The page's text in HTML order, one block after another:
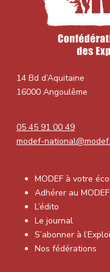
14 Bd d’Aquitaine
16000 Angoulême
05 45 91 00 49
modef-
MODEF à votre
Adhérer au MODEF
L’édito
Le journal
S’abonner à
Nos fédérations